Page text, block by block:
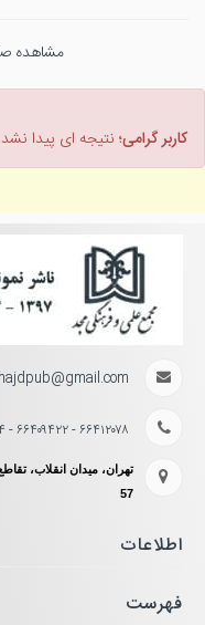
مشاهده
کاربر گرامی؛ نتیجه ای پیدا نشد
۶۶۴۱۲۰۷۸ - ۶۶۴۰۹۴۲۲ - ۶۶۴۹۵۰۳۴
تهران، میدان انقلاب،
57
اطلاعات
فهرست